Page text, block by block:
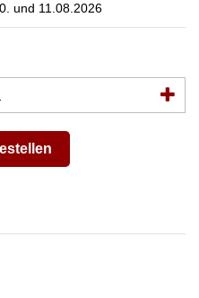
und 11.08.2026